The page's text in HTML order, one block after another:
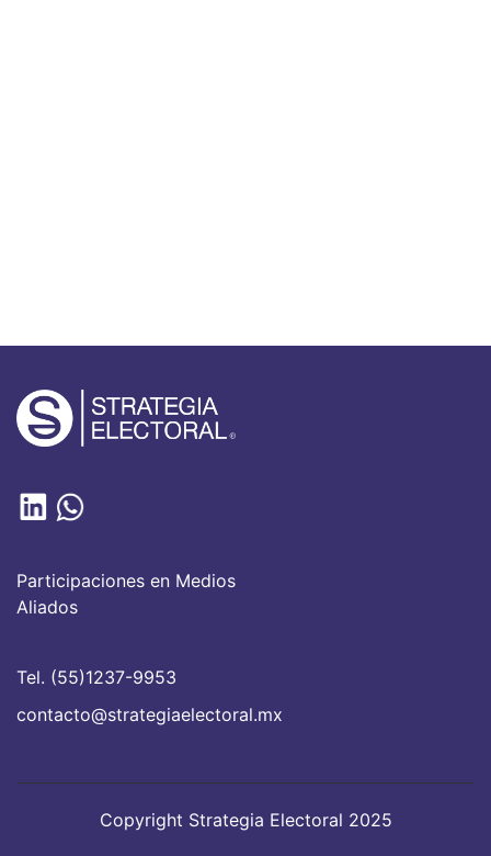
Participaciones en Medios
Aliados
Tel. (55)1237-9953
contacto@strategiaelectoral.mx
Copyright Strategia Electoral 2025